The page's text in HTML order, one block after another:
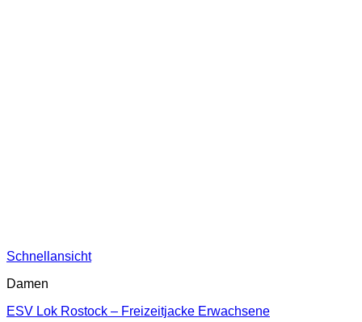
Schnellansicht
Damen
ESV Lok Rostock – Freizeitjacke Erwachsene